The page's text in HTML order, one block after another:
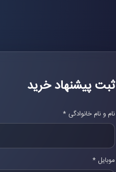
ثبت پیشنهاد خرید
نام و نام خانوادگی *
موبایل *